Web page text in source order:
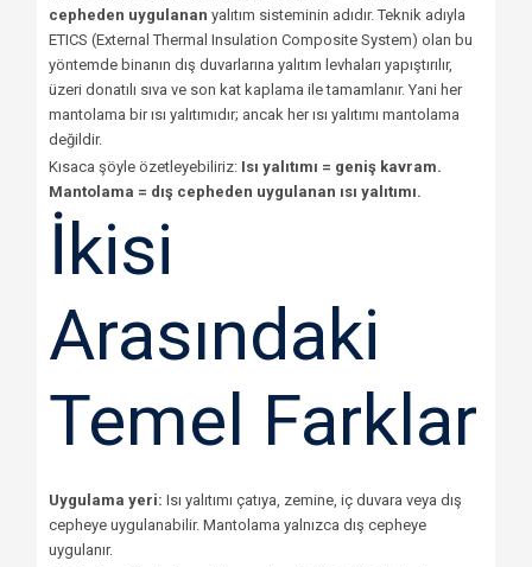
cepheden uygulanan yalıtım sisteminin adıdır. Teknik adıyla
ETICS (External Thermal Insulation Composite System) olan bu
yöntemde binanın dış duvarlarına yalıtım levhaları yapıştırılır,
üzeri donatılı sıva ve son kat kaplama ile tamamlanır. Yani her
mantolama bir ısı yalıtımıdır; ancak her ısı yalıtımı mantolama
değildir.
Kısaca şöyle özetleyebiliriz: Isı yalıtımı = geniş kavram.
Mantolama = dış cepheden uygulanan ısı yalıtımı.
İkisi
Arasındaki
Temel Farklar
Uygulama yeri: Isı yalıtımı çatıya, zemine, iç duvara veya dış
cepheye uygulanabilir. Mantolama yalnızca dış cepheye
uygulanır.